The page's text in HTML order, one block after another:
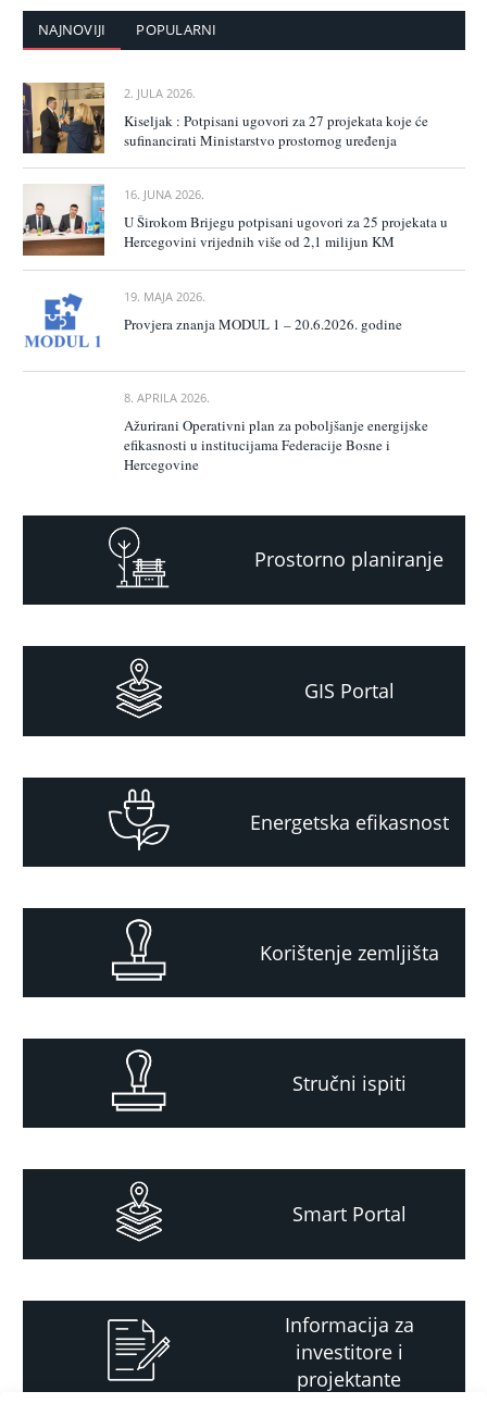
NAJNOVIJI POPULARNI
2. JULA 2026.
Kiseljak : Potpisani ugovori za 27 projekata koje će
sufinancirati Ministarstvo prostornog uređenja
16. JUNA 2026.
U Širokom Brijegu potpisani ugovori za 25 projekata u
Hercegovini vrijednih više od 2,1 milijun KM
19. MAJA 2026.
Provjera znanja MODUL 1 – 20.6.2026. godine
8. APRILA 2026.
Ažurirani Operativni plan za poboljšanje energijske
efikasnosti u institucijama Federacije Bosne i
Hercegovine
Prostorno planiranje
GIS Portal
Energetska efikasnost
Korištenje zemljišta
Stručni ispiti
Smart Portal
Informacija za
investitore i
projektante